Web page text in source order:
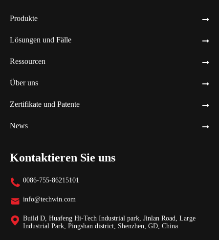
Produkte
Lösungen und Fälle
Ressourcen
Über uns
Zertifikate und Patente
News
Kontaktieren Sie uns
 0086-755-86215101
 info@techwin.com
 Build D, Huafeng Hi-Tech Industrial park, Jinlan Road, Large
Industrial Park, Pingshan district, Shenzhen, GD, China